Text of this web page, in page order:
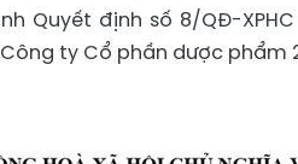
Quyết định số 8/QĐ-
ty Cổ phần dược phẩm